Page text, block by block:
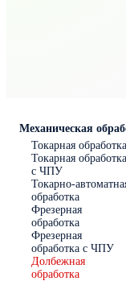
Механическая
Токарная обработка
Токарная обработка
с ЧПУ
Токарно-
обработка
Фрезерная
обработка
Фрезерная
обработка c ЧПУ
Долбежная
обработка